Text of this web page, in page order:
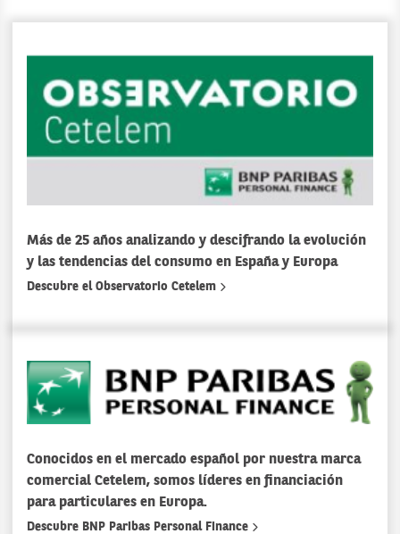
Más de 25 años analizando y descifrando la evolución
y las tendencias del consumo en España y Europa
Descubre el Observatorio Cetelem
Conocidos en el mercado español por nuestra marca
comercial Cetelem, somos líderes en financiación
para particulares en Europa.
Descubre BNP Paribas Personal Finance